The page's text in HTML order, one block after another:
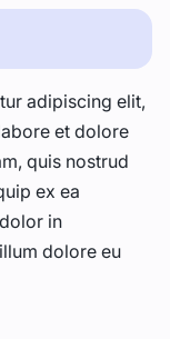
adipiscing elit,
et dolore
quis nostrud
ex ea
in
dolore eu